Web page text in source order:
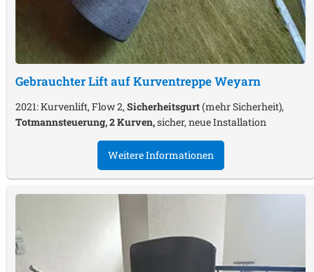
Gebrauchter Lift auf KurventreppeWeyarn
2021: Kurvenlift, Flow 2, Sicherheitsgurt(mehr Sicherheit),
Totmannsteuerung, 2 Kurven,sicher, neue Installation
Weitere Informationen